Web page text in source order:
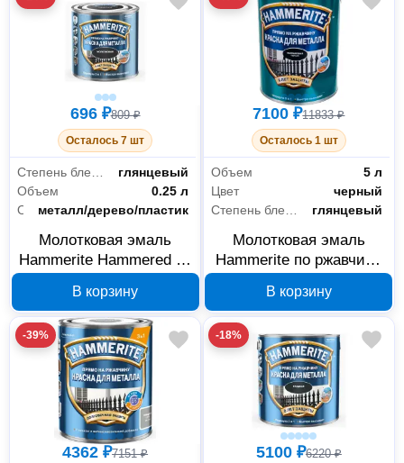
696 ₽809 ₽
Осталось 7 шт
Степень блеска
глянцевый
Объем
0.25 л
Основанияметалл/дерево/пластик
Молотковая эмаль
Hammerite Hammered по
5093474
В корзину
7100 ₽11833 ₽
Осталось 1 шт
Объем
5 л
Цвет
черный
глянцевый
Молотковая эмаль
Hammerite по ржавчине
В корзину
-39%
4362 ₽7151 ₽
-18%
5100 ₽6220 ₽